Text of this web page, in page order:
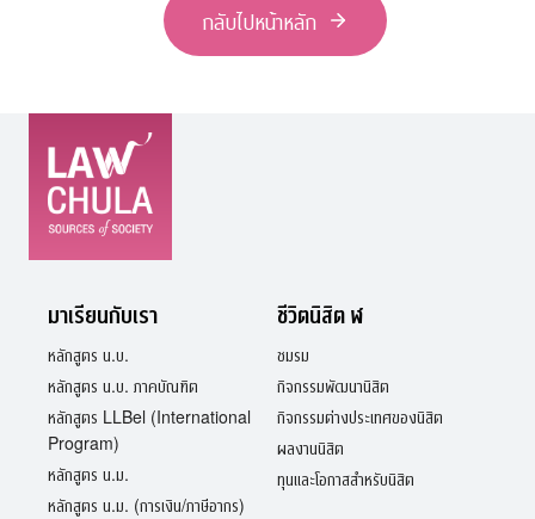
กลับไปหน้าหลัก
มาเรียนกับเรา
หลักสูตร น.บ.
หลักสูตร น.บ. ภาคบัณฑิต
หลักสูตร LLBel (International
Program)
หลักสูตร น.ม.
หลักสูตร น.ม. (การเงิน/ภาษีอากร)
ชีวิตนิสิต ฬ
ชมรม
กิจกรรมพัฒนานิสิต
กิจกรรมต่างประเทศของนิสิต
ผลงานนิสิต
ทุนและโอกาสสำหรับนิสิต